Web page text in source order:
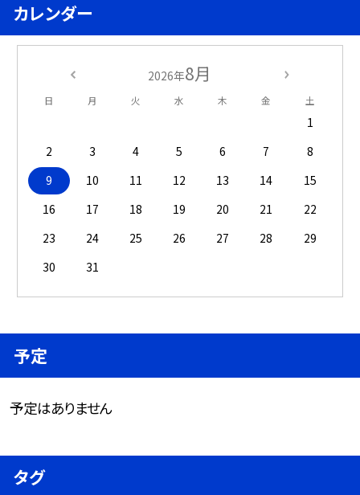
カレンダー
2026年8月
日 月 火 水 木 金 土
1
2
3 4 5 6 7
8
9
10 11 12 13 14
15
16
17 18 19 20 21
22
23
24 25 26 27 28
29
30
31
予定
予定はありません
タグ